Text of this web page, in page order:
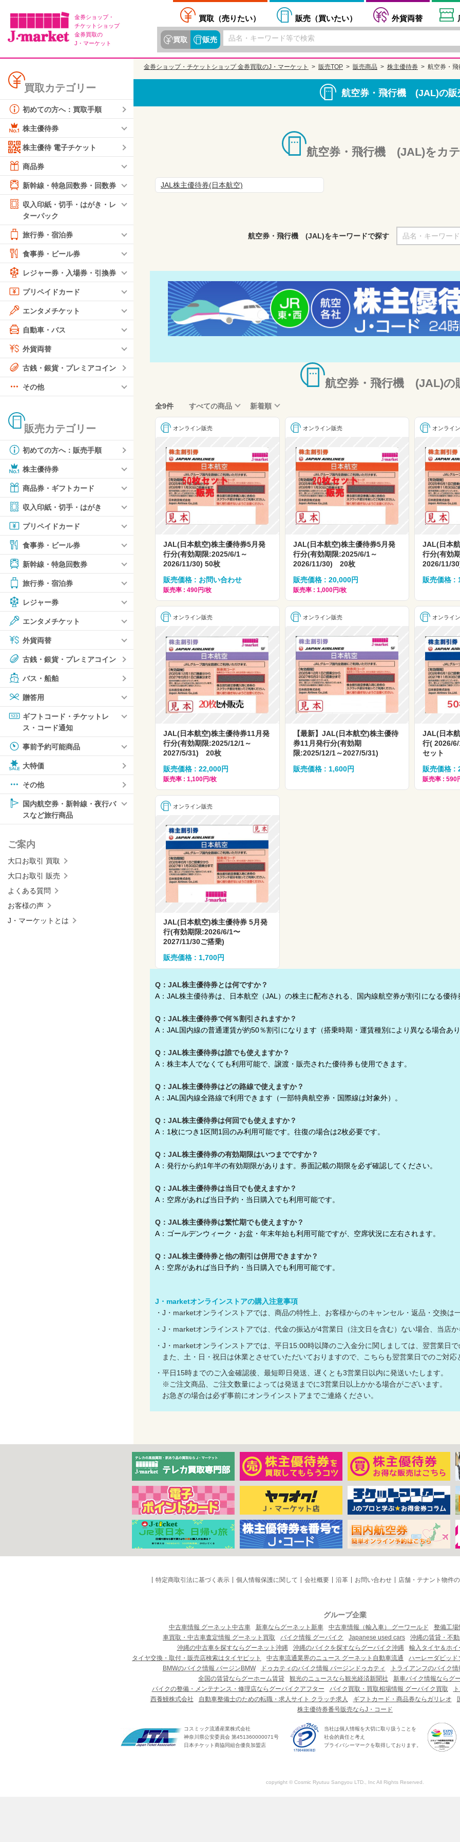
金券ショップ・
チケットショップ
金券買取の
J・マーケット
買取（売りたい） 販売（買いたい） 外貨両替
買取 販売
買取カテゴリー
初めての方へ：買取手順
株主優待券
株主優待 電子チケット
商品券
新幹線・特急回数券・回数券
収入印紙・切手・はがき・レ
ターパック
旅行券・宿泊券
食事券・ビール券
レジャー券・入場券・引換券
プリペイドカード
エンタメチケット
自動車・バス
外貨両替
古銭・銀貨・プレミアコイン
その他
販売カテゴリー
初めての方へ：販売手順
株主優待券
商品券・ギフトカード
収入印紙・切手・はがき
プリペイドカード
食事券・ビール券
新幹線・特急回数券
旅行券・宿泊券
レジャー券
エンタメチケット
外貨両替
古銭・銀貨・プレミアコイン
バス・船舶
贈答用
ギフトコード・チケットレ
ス・コード通知
事前予約可能商品
大特価
その他
国内航空券・新幹線・夜行バ
スなど旅行商品
ご案内
大口お取引 買取
大口お取引 販売
よくある質問
お客様の声
J・マーケットとは
金券ショップ・チケットショップ 金券買取のJ・マーケット 販売TOP 販売商品 株主優待券 航空券・
航空券・飛行機 (JAL)の販
航空券・飛行機 (JAL)をカ
JAL株主優待券(日本航空)
航空券・飛行機 (JAL)をキーワードで探す
航空券・飛行機 (JAL)の
全9件 すべての商品 新着順
オンライン販売
JAL(日本航空)株主優待券5月発
行分(有効期限:2025/6/1～
2026/11/30) 50枚
販売価格 : お問い合わせ
販売率 : 490円/枚
オンライン販売
JAL(日本航空)株主優待券5月発
行分(有効期限:2025/6/1～
2026/11/30) 20枚
販売価格 : 20,000円
販売率 : 1,000円/枚
オンライ
JAL(日本
行分(有効
2026/11/
販売価格 :
オンライン販売
JAL(日本航空)株主優待券11月発
行分(有効期限:2025/12/1～
2027/5/31) 20枚
販売価格 : 22,000円
販売率 : 1,100円/枚
オンライン販売
【最新】JAL(日本航空)株主優待
券11月発行分(有効期
限:2025/12/1～2027/5/31)
販売価格 : 1,600円
オンライ
JAL(日本
行( 2026/
セット
販売価格 :
販売率 : 590
オンライン販売
JAL(日本航空)株主優待券 5月発
行(有効期限:2026/6/1〜
2027/11/30ご搭乗)
販売価格 : 1,700円
Q：JAL株主優待券とは何ですか？
A：JAL株主優待券は、日本航空（JAL）の株主に配布される、国内線航空券が割引になる優待
Q：JAL株主優待券で何％割引されますか？
A：JAL国内線の普通運賃が約50％割引になります（搭乗時期・運賃種別により異なる場合あり
Q：JAL株主優待券は誰でも使えますか？
A：株主本人でなくても利用可能で、譲渡・販売された優待券も使用できます。
Q：JAL株主優待券はどの路線で使えますか？
A：JAL国内線全路線で利用できます（一部特典航空券・国際線は対象外）。
Q：JAL株主優待券は何回でも使えますか？
A：1枚につき1区間1回のみ利用可能です。往復の場合は2枚必要です。
Q：JAL株主優待券の有効期限はいつまでですか？
A：発行から約1年半の有効期限があります。券面記載の期限を必ず確認してください。
Q：JAL株主優待券は当日でも使えますか？
A：空席があれば当日予約・当日購入でも利用可能です。
Q：JAL株主優待券は繁忙期でも使えますか？
A：ゴールデンウィーク・お盆・年末年始も利用可能ですが、空席状況に左右されます。
Q：JAL株主優待券と他の割引は併用できますか？
A：空席があれば当日予約・当日購入でも利用可能です。
J・marketオンラインストアの購入注意事項
・J・marketオンラインストアでは、商品の特性上、お客様からのキャンセル・返品・交換は
・J・marketオンラインストアでは、代金の振込が4営業日（注文日を含む）ない場合、当店
・J・marketオンラインストアでは、平日15:00時以降のご入金分に関しましては、翌営業日で
また、土・日・祝日は休業とさせていただいておりますので、こちらも翌営業日でのご対応
・平日15時までのご入金確認後、最短即日発送、遅くとも3営業日以内に発送いたします。
※ご注文商品、ご注文数量によっては発送までに3営業日以上かかる場合がございます。
お急ぎの場合は必ず事前にオンラインストアまでご連絡ください。
特定商取引法に基づく表示 個人情報保護に関して 会社概要 沿革 お問い合わせ 店舗・テナント物件
グループ企業
中古車情報 グーネット中古車 新車ならグーネット新車 中古車情報（輸入車） グーワールド
整備工場
車買取・中古車査定情報 グーネット買取
バイク情報 グーバイク Japanese used cars
沖縄の賃貸・不
沖縄の中古車を探すならグーネット沖縄
沖縄のバイクを探すならグーバイク沖縄
輸入タイヤ＆ホ
タイヤ交換・取付・販売店検索はタイヤピット
中古車流通業界のニュース グーネット自動車流通
ハーレーダビッド
BMWのバイク情報 バージンBMW
ドゥカティのバイク情報 バージンドゥカティ
トライアンフのバイク
全国の賃貸ならグーホーム賃貸
観光のニュースなら観光経済新聞社
新車バイク情報ならグ
バイクの整備・メンテナンス・修理店ならグーバイクアフター
バイク買取・買取相場情報 グーバイク買取
西養鰻株式会社
自動車整備士のための転職・求人サイト クラッチ求人 ギフトカード・商品券ならガリレオ
株主優待券番号販売ならJ・コード
コスミック流通産業株式会社
神奈川県公安委員会 第451360000071号
日本チケット商協同組合優良加盟店
当社は個人情報を大切に取り扱うことを
社会的責任と考え
プライバシーマークを取得しております。
copyright © Cosmic Ryutuu Sangyou LTD., Inc All Rights Reserved.